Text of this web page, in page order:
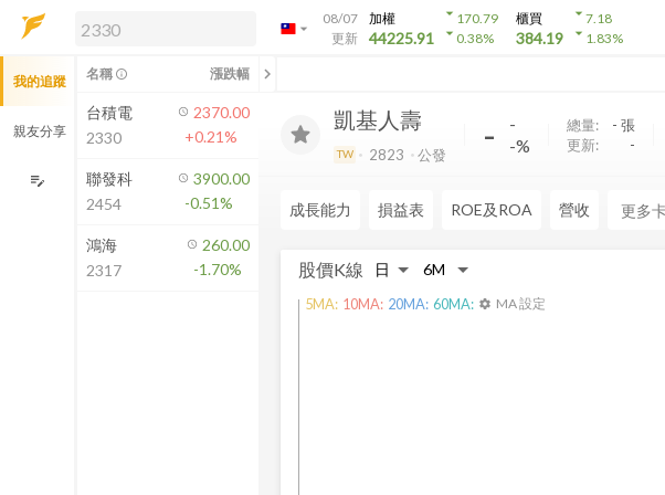
arrow_drop_down
08/07
更新
加權
44225.91
arrow_drop_down170.79
arrow_drop_down0.38%
櫃買
384.19
arrow_drop_down7.18
arrow_drop_down1.83%
解鎖即時行情及進階功能
方案」，即可解鎖以下功能：
即時行情
即時市況與排行
成交金額熱力圖
前往方案訂閱
如何綁定合作券商
凱基人壽
TW 2823 公發 -
-
-%
總量: - 張
更新:
-
成長能力 損益表 ROE及ROA 營收
股價K線
5MA: 10MA: 20MA: 60MA: settings MA 設定
我的追蹤
親友分享
edit_note
名稱 info_outline 漲跌幅 chevron_left
台積電
2330
2370.00
+0.21%
聯發科
2454
3900.00
-0.51%
鴻海
2317
260.00
-1.70%